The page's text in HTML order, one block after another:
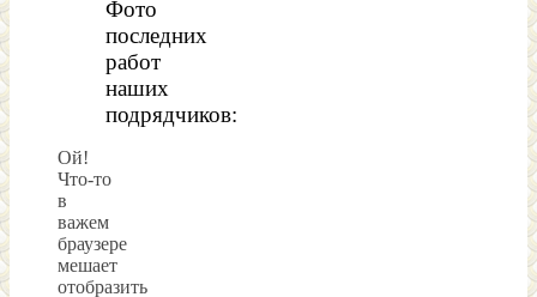
Фото
последних
работ
наших
подрядчиков:
Ой!
Что-то
в
важем
браузере
мешает
отобразить